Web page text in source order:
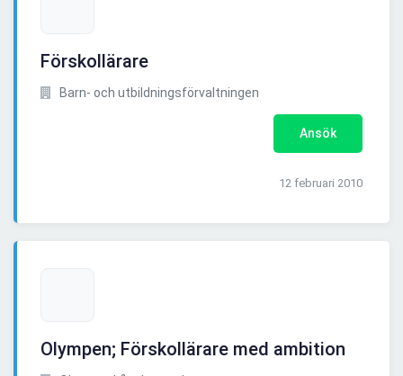
Förskollärare
Barn- och utbildningsförvaltningen
Ansök
12 februari 2010
Olympen; Förskollärare med ambition